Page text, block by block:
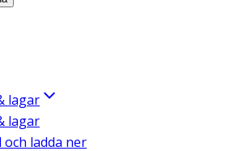
lagar
lagar
och ladda ner